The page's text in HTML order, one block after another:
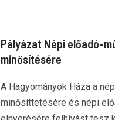
Pályázat Népi előadó-
minősítésére
A Hagyományok Háza a
minősíttetésére és népi